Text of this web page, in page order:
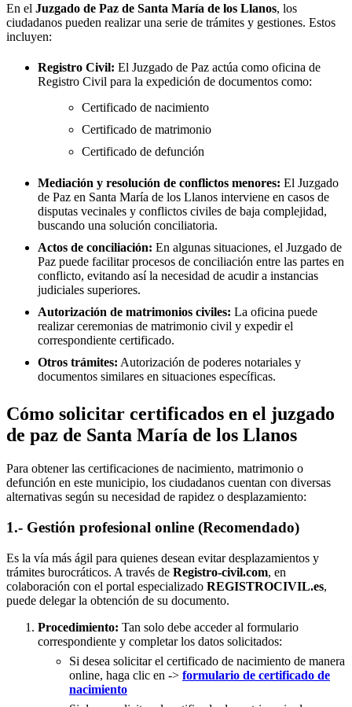
En el Juzgado de Paz de Santa María de los Llanos, los
ciudadanos pueden realizar una serie de trámites y gestiones. Estos
incluyen:
Registro Civil: El Juzgado de Paz actúa como oficina de
Registro Civil para la expedición de documentos como:
Certificado de nacimiento
Certificado de matrimonio
Certificado de defunción
Mediación y resolución de conflictos menores: El Juzgado
de Paz en Santa María de los Llanos interviene en casos de
disputas vecinales y conflictos civiles de baja complejidad,
buscando una solución conciliatoria.
Actos de conciliación: En algunas situaciones, el Juzgado de
Paz puede facilitar procesos de conciliación entre las partes en
conflicto, evitando así la necesidad de acudir a instancias
judiciales superiores.
Autorización de matrimonios civiles: La oficina puede
realizar ceremonias de matrimonio civil y expedir el
correspondiente certificado.
Otros trámites: Autorización de poderes notariales y
documentos similares en situaciones específicas.
Cómo solicitar certificados en el juzgado
de paz de Santa María de los Llanos
Para obtener las certificaciones de nacimiento, matrimonio o
defunción en este municipio, los ciudadanos cuentan con diversas
alternativas según su necesidad de rapidez o desplazamiento:
1.- Gestión profesional online (Recomendado)
Es la vía más ágil para quienes desean evitar desplazamientos y
trámites burocráticos. A través de Registro-civil.com, en
colaboración con el portal especializado REGISTROCIVIL.es,
puede delegar la obtención de su documento.
Procedimiento: Tan solo debe acceder al formulario
correspondiente y completar los datos solicitados:
Si desea solicitar el certificado de nacimiento de manera
online, haga clic en -> formulario de certificado de
nacimiento